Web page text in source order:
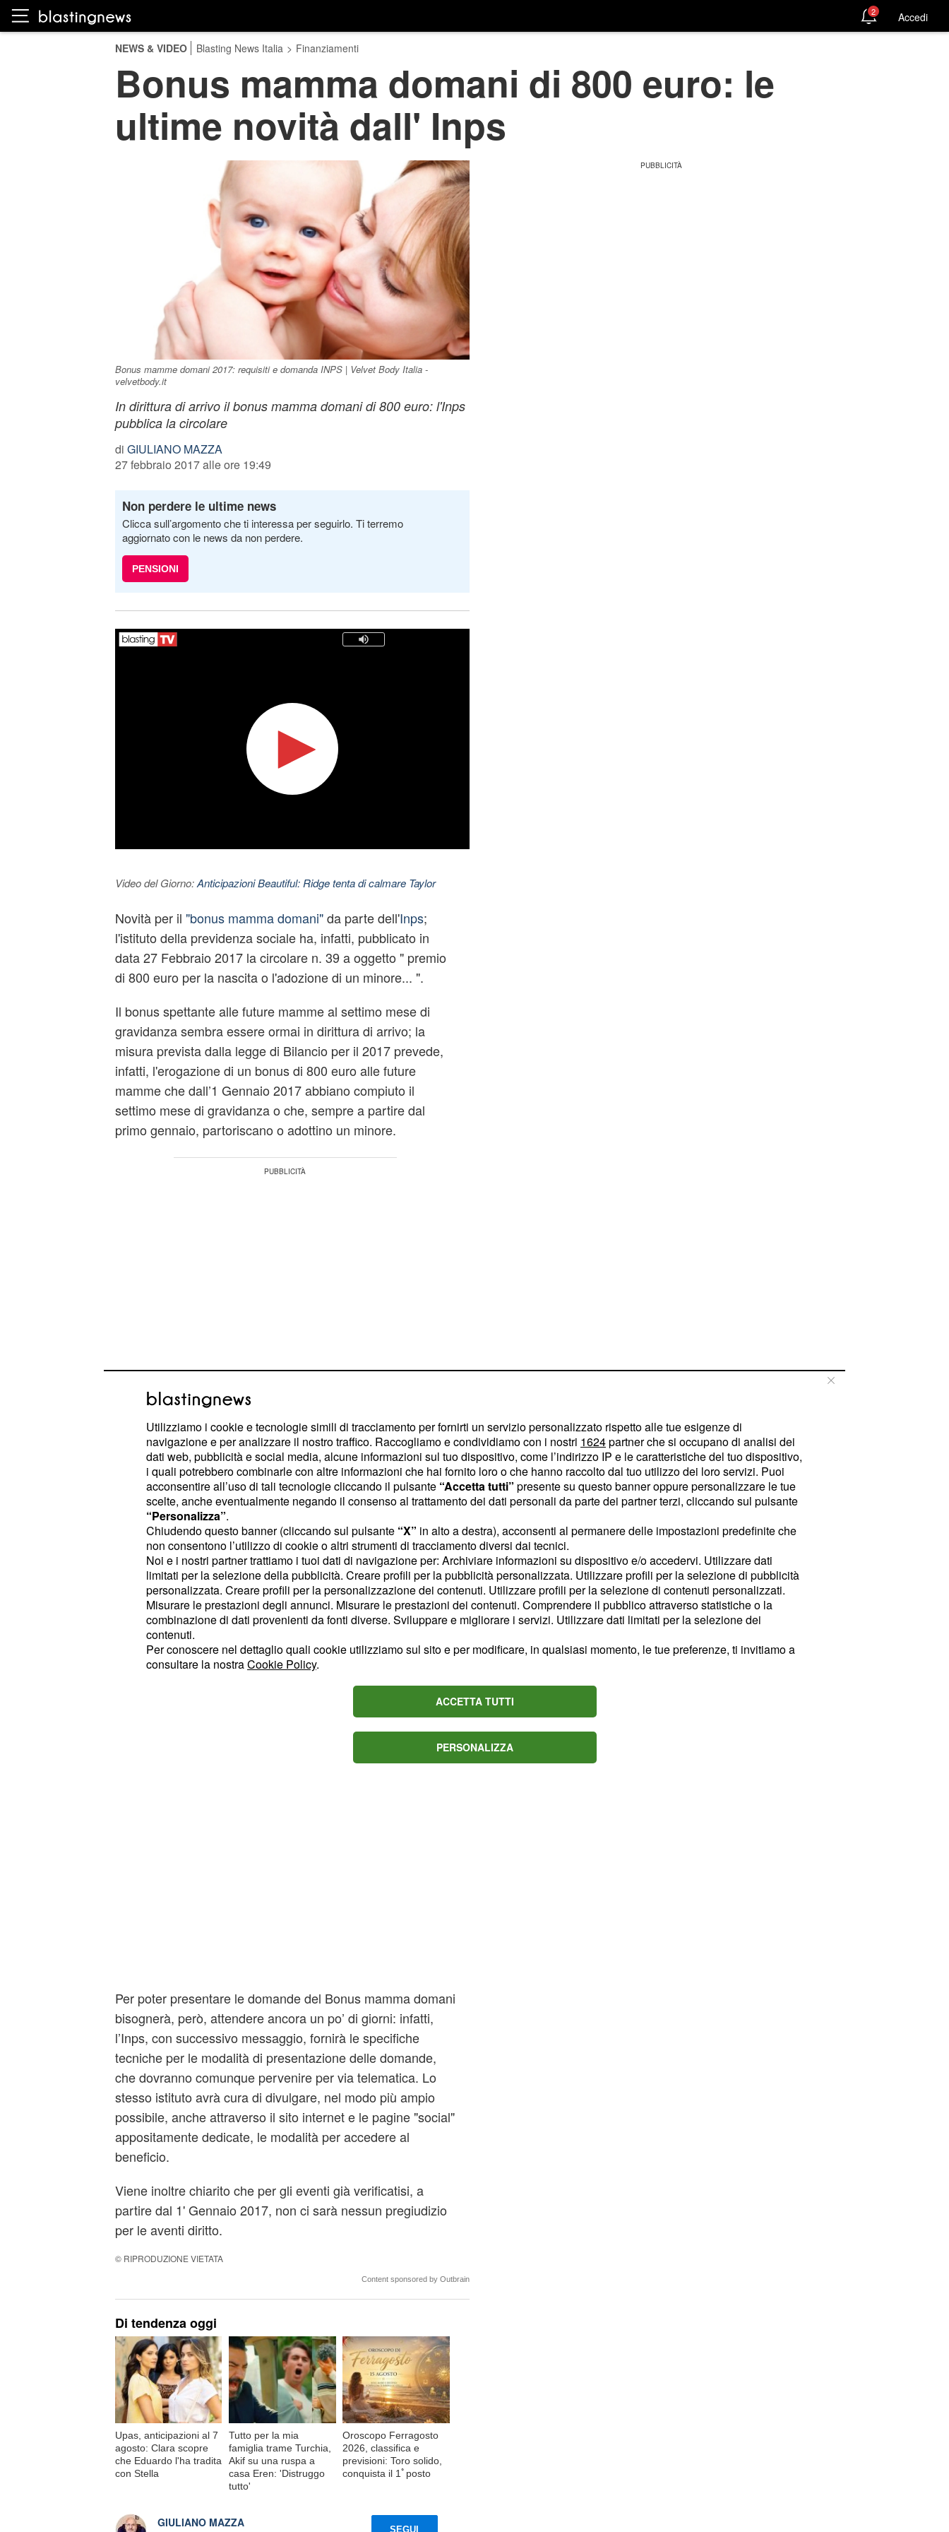
2 Accedi
NEWS & VIDEO Blasting News Italia > Finanziamenti
Bonus mamma domani di 800 euro: le
ultime novità dall' Inps
Bonus mamme domani 2017: requisiti e domanda INPS | Velvet Body Italia -
velvetbody.it
In dirittura di arrivo il bonus mamma domani di 800 euro: l'Inps
pubblica la circolare
di GIULIANO MAZZA
27 febbraio 2017 alle ore 19:49
Non perdere le ultime news
Clicca sull’argomento che ti interessa per seguirlo. Ti terremo
aggiornato con le news da non perdere.
PENSIONI
Video del Giorno:Anticipazioni Beautiful: Ridge tenta di calmare Taylor
Novità per il "bonus mamma domani"da parte dell'Inps;
l'istituto della previdenza sociale ha, infatti, pubblicato in
data 27 Febbraio 2017 la circolare n. 39 a oggetto " premio
di 800 euro per la nascita o l'adozione di un minore... ".
Il bonus spettante alle future mamme al settimo mese di
gravidanza sembra essere ormai in dirittura di arrivo; la
misura prevista dalla legge di Bilancio per il 2017 prevede,
infatti, l'erogazione di un bonus di 800 euro alle future
mamme che dall’1 Gennaio 2017 abbiano compiuto il
settimo mese di gravidanza o che, sempre a partire dal
primo gennaio, partoriscano o adottino un minore.
Il beneficio sarà corrisposto in un'unica soluzione per evento
a prescindere dal numero dei figli nati o adottati.
I requisiti necessari
Per beneficiare delbonus mamma domani di 800 euroda
parte dell'Inps è necessario essere residenti in Italia, avere
la cittadinanza italiana o comunitaria (per i cittadini
extracomunitari valgono le stesse regole previste per
l'assegno di natalità) -bonus bebè-. Il bonus è corrisposto su
domanda da parte della madre interessata all'Inps e va
presentato dopo il compimento del settimo mese di
gravidanza; alla domanda bisogna allegare il certificato del
medico specialista del SSN che attesti la data presunta del
parto. Se invece la nascita del figlio è già avvenuta, la
madre dovrà fare un’autocertificazione contenente la data
Per poter presentare le domande del Bonus mamma domani
bisognerà, però, attendere ancora un po’ di giorni: infatti,
l’Inps, con successivo messaggio, fornirà le specifiche
tecniche per le modalità di presentazione delle domande,
che dovranno comunque pervenire per via telematica. Lo
stesso istituto avrà cura di divulgare, nel modo più ampio
possibile, anche attraverso il sito internet e le pagine "social"
appositamente dedicate, le modalità per accedere al
beneficio.
Viene inoltre chiarito che per gli eventi già verificatisi, a
partire dal 1' Gennaio 2017, non ci sarà nessun pregiudizio
per le aventi diritto.
© RIPRODUZIONE VIETATA
Content sponsored by Outbrain
Di tendenza oggi
Upas, anticipazioni al 7
agosto: Clara scopre
che Eduardo l'ha tradita
con Stella
Tutto per la mia
famiglia trame Turchia,
Akif su una ruspa a
casa Eren: 'Distruggo
tutto'
Oroscopo Ferragosto
2026, classifica e
previsioni: Toro solido,
conquista il 1ﾟposto
GIULIANO MAZZA
SEGUI
Utilizziamo i cookie e tecnologie simili di tracciamento per fornirti un servizio personalizzato rispetto alle tue esigenze di
navigazione e per analizzare il nostro traffico. Raccogliamo e condividiamo con i nostri 1624partner che si occupano di analisi dei
dati web, pubblicità e social media, alcune informazioni sul tuo dispositivo, come l’indirizzo IP e le caratteristiche del tuo dispositivo,
i quali potrebbero combinarle con altre informazioni che hai fornito loro o che hanno raccolto dal tuo utilizzo dei loro servizi. Puoi
acconsentire all’uso di tali tecnologie cliccando il pulsante “Accetta tutti” presente su questo banner oppure personalizzare le tue
scelte, anche eventualmente negando il consenso al trattamento dei dati personali da parte dei partner terzi, cliccando sul pulsante
“Personalizza”.
Chiudendo questo banner (cliccando sul pulsante “X” in alto a destra), acconsenti al permanere delle impostazioni predefinite che
non consentono l’utilizzo di cookie o altri strumenti di tracciamento diversi dai tecnici.
Noi e i nostri partner trattiamo i tuoi dati di navigazione per: Archiviare informazioni su dispositivo e/o accedervi. Utilizzare dati
limitati per la selezione della pubblicità. Creare profili per la pubblicità personalizzata. Utilizzare profili per la selezione di pubblicità
personalizzata. Creare profili per la personalizzazione dei contenuti. Utilizzare profili per la selezione di contenuti personalizzati.
Misurare le prestazioni degli annunci. Misurare le prestazioni dei contenuti. Comprendere il pubblico attraverso statistiche o la
combinazione di dati provenienti da fonti diverse. Sviluppare e migliorare i servizi. Utilizzare dati limitati per la selezione dei
contenuti.
Per conoscere nel dettaglio quali cookie utilizziamo sul sito e per modificare, in qualsiasi momento, le tue preferenze, ti invitiamo a
consultare la nostraCookie Policy.
ACCETTA TUTTI
PERSONALIZZA